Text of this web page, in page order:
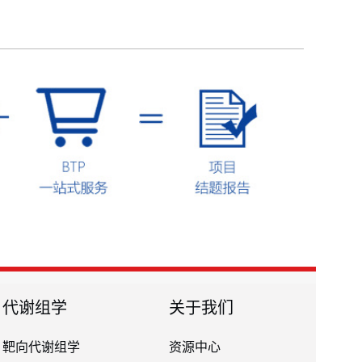
代谢组学
靶向代谢组学
关于我们
资源中心